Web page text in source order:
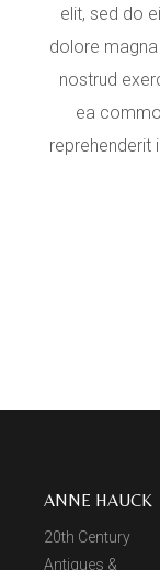
elit, sed do
dolore magna
nostrud
ea
reprehenderit
ANNE HAUCK
20th Century
Antiques &